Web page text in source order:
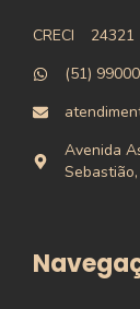
CRECI
24321
(51)
Avenida